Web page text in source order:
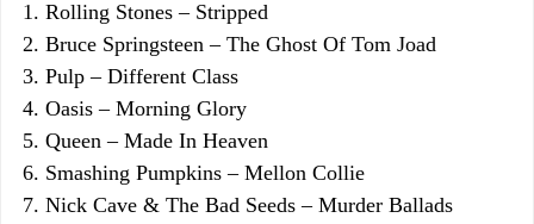
1. Rolling Stones – Stripped
2. Bruce Springsteen – The Ghost Of Tom Joad
3. Pulp – Different Class
4. Oasis – Morning Glory
5. Queen – Made In Heaven
6. Smashing Pumpkins – Mellon Collie
7. Nick Cave & The Bad Seeds – Murder Ballads